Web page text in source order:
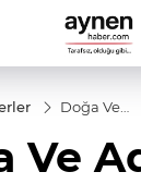
Doğa Ve
Ve